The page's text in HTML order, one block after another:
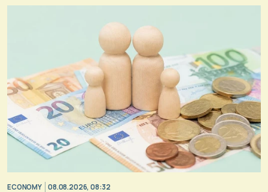
ECONOMY 08.08.2026, 08:32